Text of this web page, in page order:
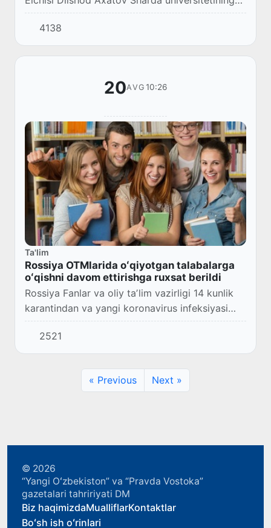
xalqaro aloqalar boʻyicha vitse-prezidenti
Ashok Daryani bilan uchrashdi.
4138
20AVG 10:26
Ta'lim
Rossiya OTMlarida oʻqiyotgan talabalarga
oʻqishni davom ettirishga ruxsat berildi
Rossiya Fanlar va oliy taʼlim vazirligi 14 kunlik
karantindan va yangi koronavirus infeksiyasi
uchun testlardan oʻtgandan keyin chet ellik
talabalarning Rossiya universitetlarida o...
2521
« Previous Next »
© 2026
“Yangi Oʻzbekiston” va “Pravda Vostoka”
gazetalari tahririyati DM
Biz haqimizdaMualliflarKontaktlar
Boʻsh ish oʻrinlari